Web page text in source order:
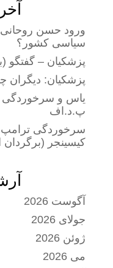
ورود حسن
سیاسی کشور؟
پزشکیان – گفتگو
پزشکیان: دیگران
یاس و سرخوردگی
پ.د.اف
سرخوردگی
کیسینجر (برگردان
آگوست 2026
جولای 2026
ژوئن 2026
می 2026